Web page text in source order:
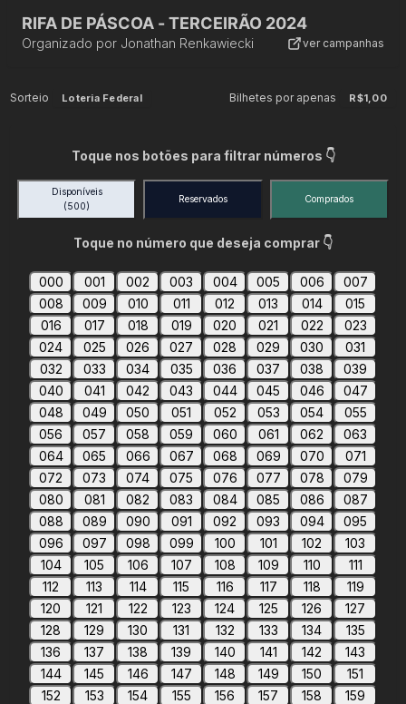
RIFA DE PÁSCOA - TERCEIRÃO 2024
Organizado por Jonathan Renkawiecki ver campanhas
Sorteio Loteria Federal Bilhetes por apenas R$1,00
Toque nos botões para filtrar números 👇
Disponíveis
(500)
Reservados Comprados
Toque no número que deseja comprar 👇
000 001 002 003 004 005 006
007
008
009 010 011 012 013 014
015
016
017 018 019 020 021 022
023
024
025 026 027 028 029 030
031
032
033 034 035 036 037 038
039
040
041 042 043 044 045 046
047
048
049 050 051 052 053 054
055
056
057 058 059 060 061 062
063
064
065 066 067 068 069 070
071
072
073 074 075 076 077 078
079
080
081 082 083 084 085 086
087
088
089 090 091 092 093 094
095
096
097 098 099 100 101 102
103
104
105 106 107 108 109 110
111
112
113 114 115 116 117 118
119
120
121 122 123 124 125 126
127
128
129 130 131 132 133 134
135
136
137 138 139 140 141 142
143
144
145 146 147 148 149 150
151
152
153 154 155 156 157 158
159